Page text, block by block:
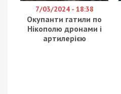
7/03/2024 - 18:38
Окупанти гатили по
Нікополю дронами і
артилерією